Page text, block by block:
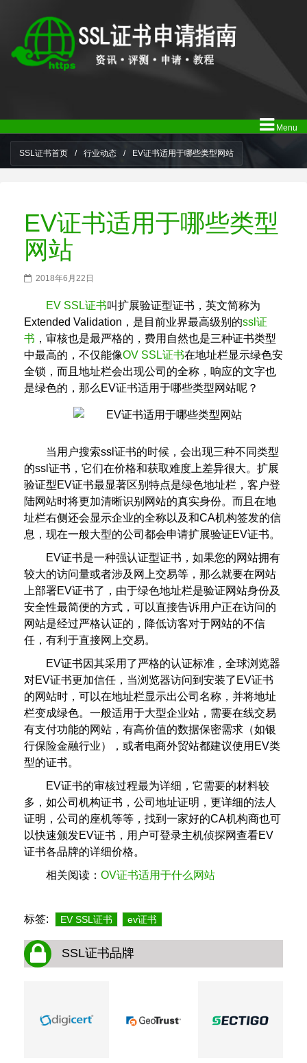
Menu
SSL证书首页 / 行业动态 / EV证书适用于哪些类型网站
EV证书适用于哪些类型
网站
2018年6月22日
EV SSL证书叫扩展验证型证书，英文简称为
Extended Validation，是目前业界最高级别的ssl证
书 ，审核也是最严格的，费用自然也是三种证书类型
中最高的，不仅能像OV SSL证书在地址栏显示绿色安
全锁，而且地址栏会出现公司的全称，响应的文字也
是绿色的，那么EV证书适用于哪些类型网站呢？
当用户搜索ssl证书的时候，会出现三种不同类型
的ssl证书，它们在价格和获取难度上差异很大。扩展
验证型EV证书最显著区别特点是绿色地址栏，客户登
陆网站时将更加清晰识别网站的真实身份。而且在地
址栏右侧还会显示企业的全称以及和CA机构签发的信
息，现在一般大型的公司都会申请扩展验证EV证书。
EV证书是一种强认证型证书，如果您的网站拥有
较大的访问量或者涉及网上交易等，那么就要在网站
上部署EV证书了，由于绿色地址栏是验证网站身份及
安全性最简便的方式，可以直接告诉用户正在访问的
网站是经过严格认证的，降低访客对于网站的不信
任，有利于直接网上交易。
EV证书因其采用了严格的认证标准，全球浏览器
对EV证书更加信任，当浏览器访问到安装了EV证书
的网站时，可以在地址栏显示出公司名称，并将地址
栏变成绿色。一般适用于大型企业站，需要在线交易
有支付功能的网站，有高价值的数据保密需求（如银
行保险金融行业），或者电商外贸站都建议使用EV类
型的证书。
EV证书的审核过程最为详细，它需要的材料较
多，如公司机构证书，公司地址证明，更详细的法人
证明，公司的座机等等，找到一家好的CA机构商也可
以快速颁发EV证书，用户可登录主机侦探网查看EV
证书各品牌的详细价格。
相关阅读： OV证书适用于什么网站
标签: EV SSL证书 ev证书
SSL证书品牌